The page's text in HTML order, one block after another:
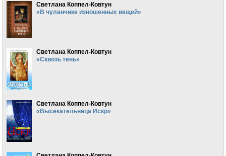
Светлана Коппел-Ковтун
«В чуланчике изношенных вещей»
Светлана Коппел-Ковтун
«Сквозь тень»
Светлана Коппел-Ковтун
«Высекательница Искр»